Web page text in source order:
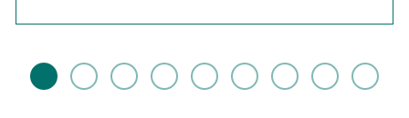
FILLER
carrello
FILLER
wishlist
HYALURON
GG